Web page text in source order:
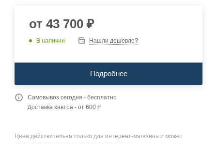
от 43 700 ₽
В наличии Нашли дешевле?
Подробнее
Самовывоз сегодня - бесплатно
Доставка завтра - от 600 ₽
Цена действительна только для интернет-магазина и может